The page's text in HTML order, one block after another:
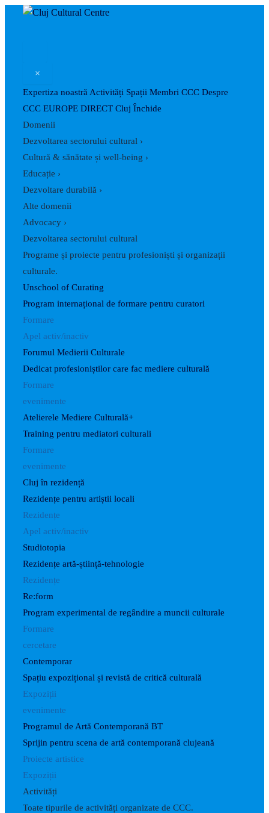
Skip
×
Expertiza noastră Activități Spații Membri CCC Despre
CCC EUROPE DIRECT Cluj Închide
Domenii
Dezvoltarea sectorului cultural ›
Cultură & sănătate și well-being ›
Educație ›
Dezvoltare durabilă ›
Alte domenii
Advocacy ›
Dezvoltarea sectorului cultural
Programe și proiecte pentru profesioniști și organizații
culturale.
Unschool of Curating
Program internațional de formare pentru curatori
Formare
Apel activ/inactiv
Forumul Medierii Culturale
Dedicat profesioniștilor care fac mediere culturală
Formare
evenimente
Atelierele Mediere Culturală+
Training pentru mediatori culturali
Formare
evenimente
Cluj în rezidență
Rezidențe pentru artiștii locali
Rezidențe
Apel activ/inactiv
Studiotopia
Rezidențe artă-știință-tehnologie
Rezidențe
Re:form
Program experimental de regândire a muncii culturale
Formare
cercetare
Contemporar
Spațiu expozițional și revistă de critică culturală
Expoziții
evenimente
Programul de Artă Contemporană BT
Sprijin pentru scena de artă contemporană clujeană
Proiecte artistice
Expoziții
Activități
Toate tipurile de activități organizate de CCC.
PostSearch